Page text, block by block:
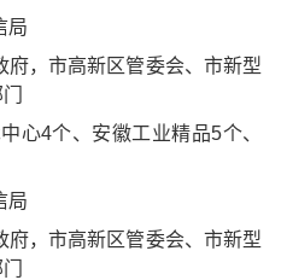
局
府，市高新区管委会、市新型
心4个、安徽工业精品5个、
局
府，市高新区管委会、市新型